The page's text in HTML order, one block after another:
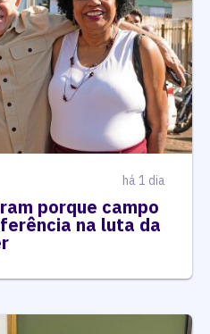
há 1 dia
porque campo
na luta da